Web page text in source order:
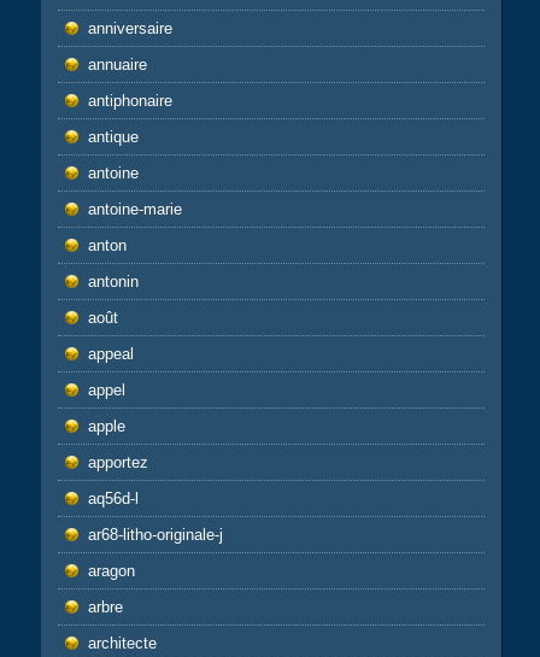
anniversaire
annuaire
antiphonaire
antique
antoine
antoine-marie
anton
antonin
août
appeal
appel
apple
apportez
aq56d-l
ar68-litho-originale-j
aragon
arbre
architecte